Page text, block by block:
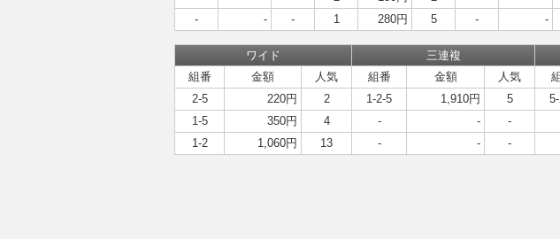
-
- - 1 280円 5 - -
ワイド 三連複
組番
金額 人気 組番 金額 人気
2-5
220円 2 1-2-5 1,910円 5
1-5
350円 4 - - -
1-2
1,060円 13 - - -